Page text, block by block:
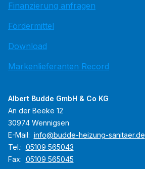
Finanzierung anfragen
Fördermittel
Download
Markenlieferanten Record
Albert Budde GmbH & Co KG
An der Beeke 12
30974 Wennigsen
E-Mail: info@budde-heizung-sanitaer.de
Tel.: 05109 565043
Fax: 05109 565045